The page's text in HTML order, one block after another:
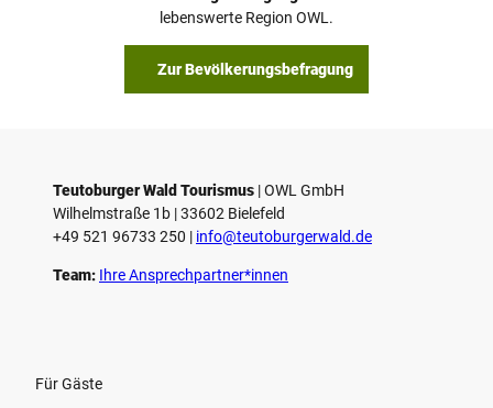
lebenswerte Region OWL.
Zur Bevölkerungsbefragung
Teutoburger Wald Tourismus | ­OWL GmbH
Wilhelmstraße 1b | ­33602 Bielefeld
+49 521 96733 250 | ­info@teutoburgerwald.de
Team: Ihre Ansprechpartner*innen
Für Gäste